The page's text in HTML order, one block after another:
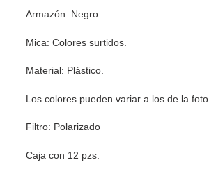
carrito
compra
Armazón: Negro.
Mica: Colores surtidos.
Material: Plástico.
Los colores pueden variar a los de la foto.
Filtro: Polarizado
Caja con 12 pzs.